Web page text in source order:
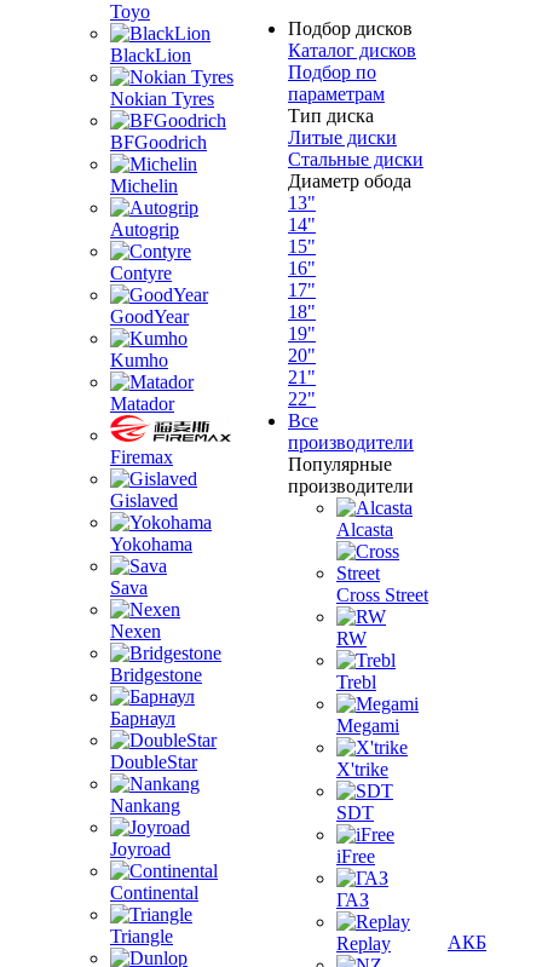
Toyo
BlackLion
Nokian Tyres
BFGoodrich
Michelin
Autogrip
Contyre
GoodYear
Kumho
Matador
Firemax
Gislaved
Yokohama
Sava
Nexen
Bridgestone
Барнаул
DoubleStar
Nankang
Joyroad
Continental
Triangle
Подбор дисков
Каталог дисков
Подбор по
параметрам
Тип диска
Литые диски
Стальные диски
Диаметр обода
13"
14"
15"
16"
17"
18"
19"
20"
21"
22"
Все
производители
Популярные
производители
Alcasta
Cross Street
RW
Trebl
Megami
X'trike
SDT
iFree
ГАЗ
Replay АКБ